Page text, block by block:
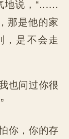
地说，“……
那是他的家
，是不会走
也问过你很
你，你的存